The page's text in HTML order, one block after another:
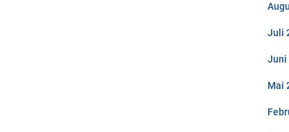
Juli
Juni
Mai